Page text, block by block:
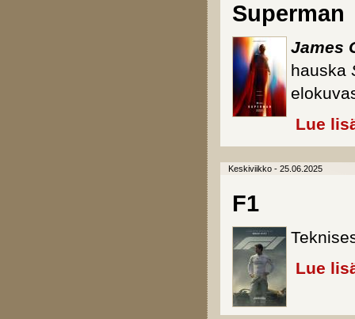
Superman
James
hauska
Lue
Keskiviikko - 25.06.2025
F1
Lue